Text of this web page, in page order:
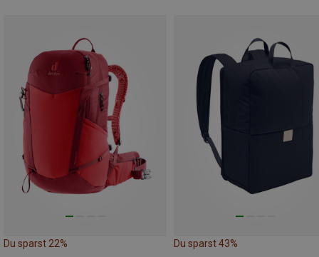
Du sparst 22% Du sparst 43%